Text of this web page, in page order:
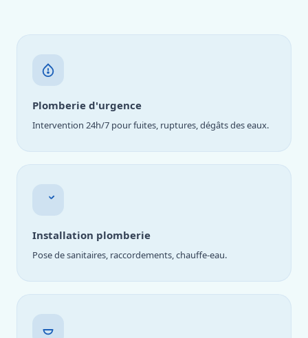
Plomberie d'urgence
Intervention 24h/7 pour fuites, ruptures, dégâts des eaux.
Installation plomberie
Pose de sanitaires, raccordements, chauffe-eau.